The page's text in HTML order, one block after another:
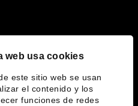
web usa cookies
este sitio web se usan
el contenido y los
funciones de redes